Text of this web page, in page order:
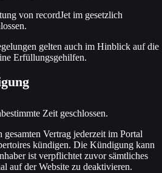
von recordJet im gesetzlich
gelten auch im Hinblick auf die
Erfüllungsgehilfen.
Zeit geschlossen.
gesamten Vertrag jederzeit im Portal
kündigen. Die Kündigung kann
ist verpflichtet zuvor sämtliches
auf der Website zu deaktivieren.